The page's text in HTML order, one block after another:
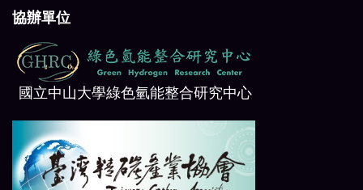
協辦單位
國立中山大學綠色氫能整合研究中心